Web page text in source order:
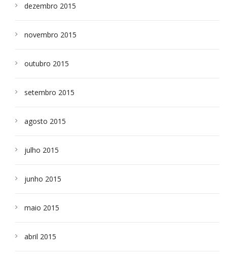
dezembro 2015
novembro 2015
outubro 2015
setembro 2015
agosto 2015
julho 2015
junho 2015
maio 2015
abril 2015